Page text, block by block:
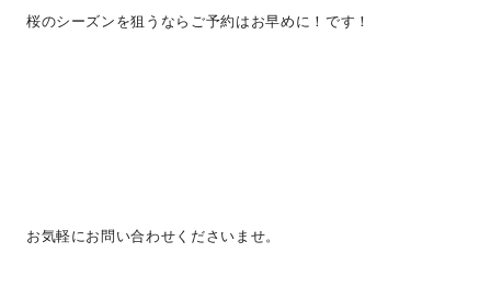
桜のシーズンを狙うならご予約はお早めに！です！
お気軽にお問い合わせくださいませ。